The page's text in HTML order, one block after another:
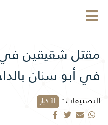
مقتل شقيقين في
في أبو سنان
التصنيفات : الأخبار